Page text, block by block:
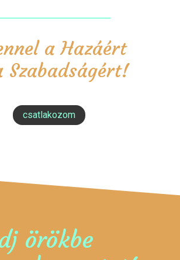
a Hazáért
Szabadságért!
csatlakozom
örökbe